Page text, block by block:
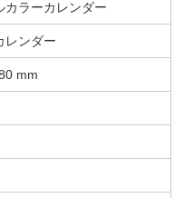
カラーカレンダー
レンダー
mm